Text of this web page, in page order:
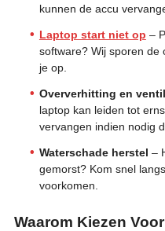
kunnen de accu
Laptop start niet op –
software? Wij sporen de
je op.
Oververhitting en
laptop kan leiden tot
vervangen indien nodig
Waterschade herstel –
gemorst? Kom snel
voorkomen.
Waarom Kiezen